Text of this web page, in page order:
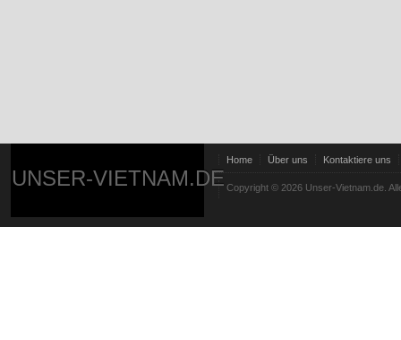
UNSER-VIETNAM.DE
Home Über uns Kontaktiere uns
Copyright © 2026 Unser-Vietnam.de.